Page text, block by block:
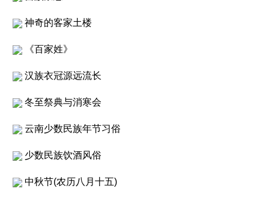
神奇的客家土楼
《百家姓》
汉族衣冠源远流长
冬至祭典与消寒会
云南少数民族年节习俗
少数民族饮酒风俗
中秋节(农历八月十五)